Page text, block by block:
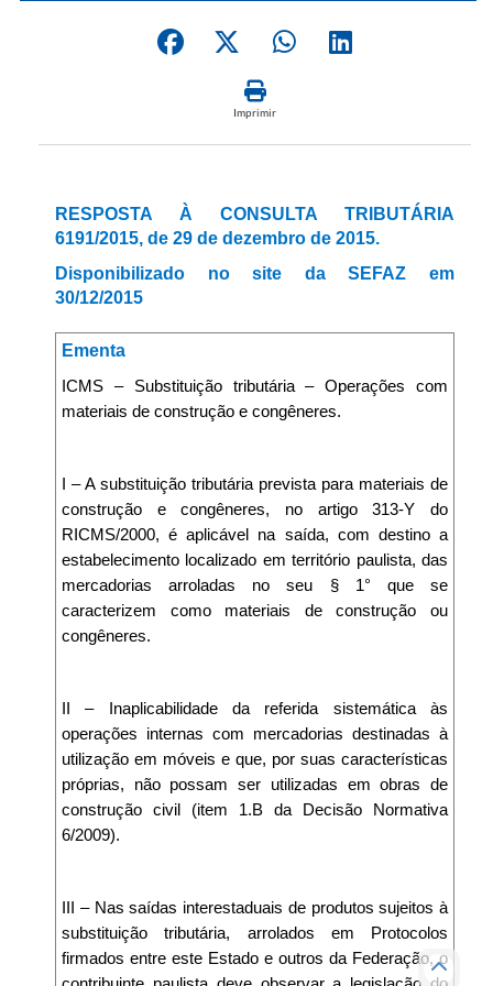
Imprimir
RESPOSTA À CONSULTA TRIBUTÁRIA
6191/2015, de 29 de dezembro de 2015.
Disponibilizado no site da SEFAZ em
30/12/2015
Ementa
ICMS – Substituição tributária – Operações com
materiais de construção e congêneres.
I – A substituição tributária prevista para materiais de
construção e congêneres, no artigo 313-Y do
RICMS/2000, é aplicável na saída, com destino a
estabelecimento localizado em território paulista, das
mercadorias arroladas no seu § 1° que se
caracterizem como materiais de construção ou
congêneres.
II – Inaplicabilidade da referida sistemática às
operações internas com mercadorias destinadas à
utilização em móveis e que, por suas características
próprias, não possam ser utilizadas em obras de
construção civil (item 1.B da Decisão Normativa
6/2009).
III – Nas saídas interestaduais de produtos sujeitos à
substituição tributária, arrolados em Protocolos
firmados entre este Estado e outros da Federação, o